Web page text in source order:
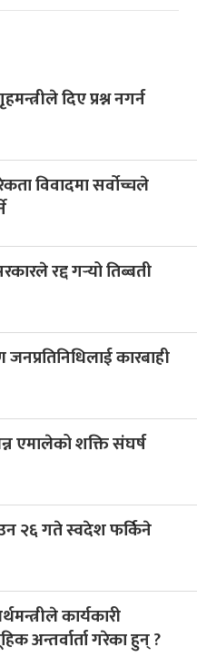
दिए प्रश्न नगर्न
विवादमा सर्वोच्चले
रद्द गर्‍यो तिब्बती
कारबाही
एमालेको शक्ति संघर्ष
२६ गते स्वदेश फर्किने
कार्यकारी
अन्तर्वार्ता गरेका हुन् ?